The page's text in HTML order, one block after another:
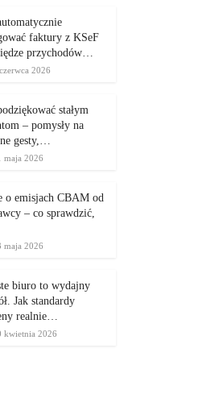
faktury z KSeF
przychodów…
2026
stałym
– pomysły na
gesty,…
maja 2026
o emisjach CBAM od
– co sprawdzić,
maja 2026
biuro to wydajny
Jak standardy
realnie…
kwietnia 2026